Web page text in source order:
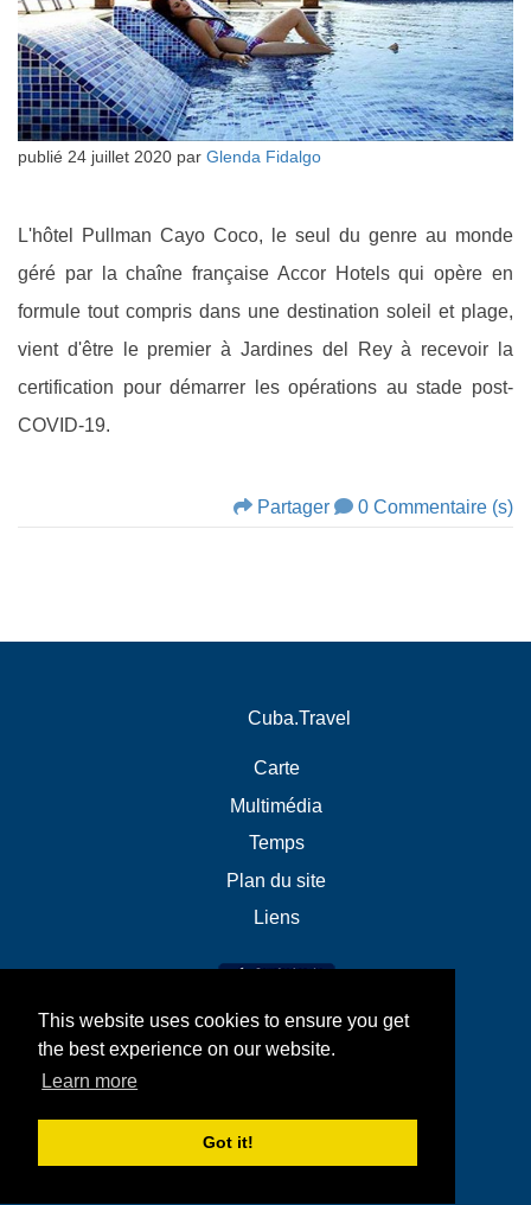
This website uses cookies to ensure you get
the best experience on our website.
Learn more
Got it!
publié 24 juillet 2020 par Glenda Fidalgo
L'hôtel Pullman Cayo Coco, le seul du genre au monde
géré par la chaîne française Accor Hotels qui opère en
formule tout compris dans une destination soleil et plage,
vient d'être le premier à Jardines del Rey à recevoir la
certification pour démarrer les opérations au stade post-
COVID-19.
Partager 0 Commentaire (s)
Cuba.Travel
Carte
Multimédia
Temps
Plan du site
Liens